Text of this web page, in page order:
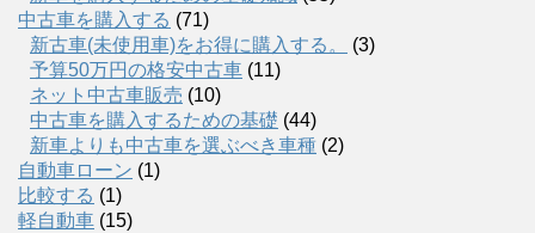
中古車を購入する (71)
新古車(未使用車)をお得に購入する。
(3)
予算50万円の格安中古車 (11)
ネット中古車販売 (10)
中古車を購入するための基礎 (44)
新車よりも中古車を選ぶべき車種 (2)
自動車ローン (1)
比較する (1)
軽自動車 (15)